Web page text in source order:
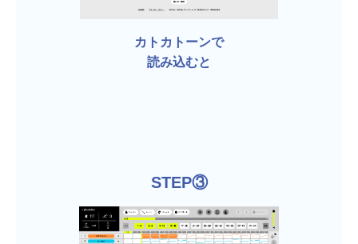
カトカトーンで
読み込むと
STEP③